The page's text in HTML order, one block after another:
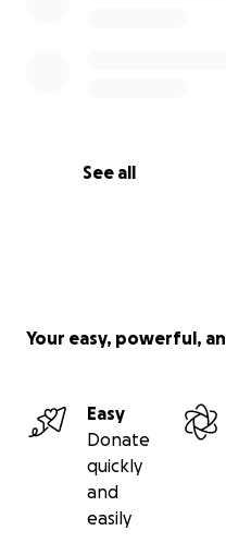
See all
Your easy, powerful,
Easy
Donate
quickly
and
easily